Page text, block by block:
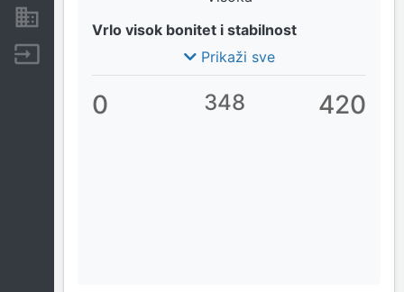
Vrlo visok bonitet i stabilnost
Prikaži sve
0 348 420